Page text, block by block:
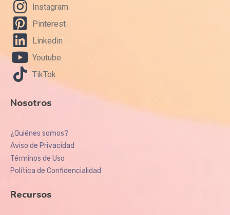
Instagram
Pinterest
Linkedin
Youtube
TikTok
Nosotros
¿Quiénes somos?
Aviso de Privacidad
Términos de Uso
Política de Confidencialidad
Recursos